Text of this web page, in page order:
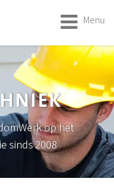
Menu
op het
sinds 2008